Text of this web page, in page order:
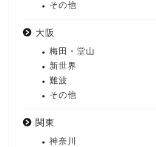
その他
大阪
梅田・堂山
新世界
難波
その他
関東
神奈川